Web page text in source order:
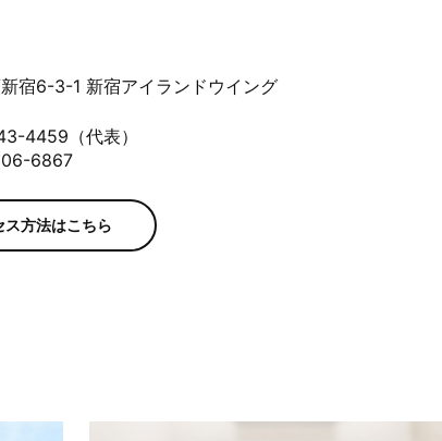
宿6-3-1 新宿アイランドウイング
4459（代表）
6867
ス方法はこちら